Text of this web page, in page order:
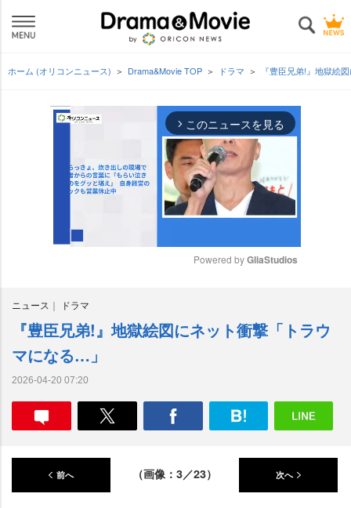
ホーム (オリコンニュース) Drama&Movie TOP ドラマ 『豊臣兄弟!』地獄絵
arrow_forward_ios このニュースを見る
t
e
Powered by GliaStudios
ニュース ドラマ
『豊臣兄弟!』地獄絵図にネット衝撃「トラウ
マになる…」
2026-04-20 07:20
前へ （画像：3／23） 次へ